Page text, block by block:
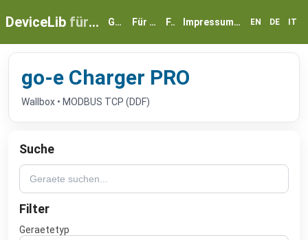
DeviceLib für myGEKKO Geräte Für Partner FAQ Impressum & Datenschutz EN DE IT
go-e Charger PRO
Wallbox • MODBUS TCP (DDF)
Suche
Filter
Geraetetyp